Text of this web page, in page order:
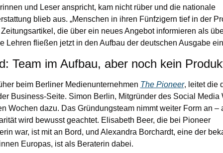
und Leser anspricht, kam nicht rüber und die nationale
blieb aus. „Menschen in ihren Fünfzigern tief in der
die über ein neues Angebot informieren als
Lehren fließen jetzt in den Aufbau der deutschen Ausgabe
Team im Aufbau, aber noch kein
beim Berliner Medienunternehmen The Pioneer, leitet die
Business-Seite. Simon Berlin, Mitgründer des Social Media
Wochen dazu. Das Gründungsteam nimmt weiter Form an –
wird bewusst geachtet. Elisabeth Beer, die bei Pioneer
war, ist mit an Bord, und Alexandra Borchardt, eine der
Europas, ist als Beraterin dabei.